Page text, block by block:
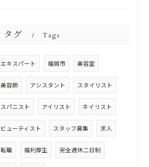
タグ Tags
エキスパート 福岡市 美容室
美容師 アシスタント スタイリスト
スパニスト アイリスト ネイリスト
ビューティスト スタッフ募集 求人
転職 福利厚生 完全週休二日制